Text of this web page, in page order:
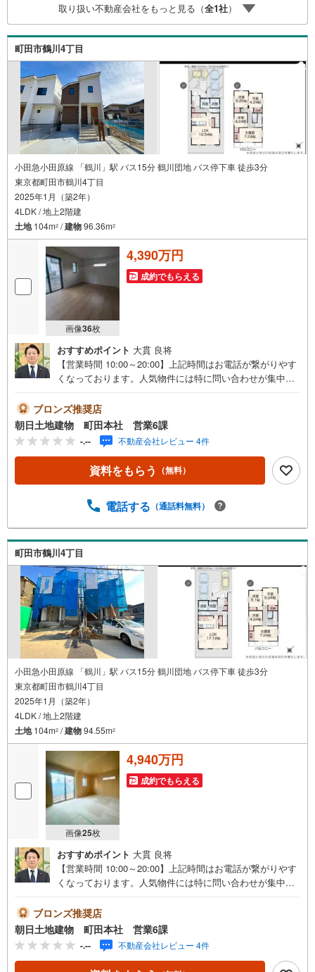
取り扱い不動産会社をもっと見る（全1社）
町田市鶴川4丁目
小田急小田原線 「鶴川」駅 バス15分 鶴川団地 バス停下車 徒歩3分
東京都町田市鶴川4丁目
2025年1月（築2年）
4LDK / 地上2階建
土地104m2 /建物96.36m2
画像36枚
4,390万円
成約でもらえる
おすすめポイント 大貫 良将
【営業時間 10:00～20:00】上記時間はお電話が繋がりやす
くなっております。人気物件には特に問い合わせが集中す
る」ボタンよりご予約いただくとご見学がスムーズです。
【物件のポイント】～ バス停まで徒歩3分の立地！広々と
したリビングで楽しい生活を♪緑豊かな閑静な住宅地に佇
むファミリー向けの住宅です！【創業39周年の実績】弊社
は1985年町田にて開業し、東京・神奈川・埼玉エリアに13
店舗展開しております。契約件数5万件を突破し、数多くの
来るようになりました。私達はお客様に安心感をお持ち頂
が物件情報を紹介しておりますが、その後の物件のご説
明、資金計画、税金相談などについては、上司である担当
課長も同席でご説明させていただきます。
ブロンズ推奨店
朝日土地建物 町田本社 営業6課
-.-- 不動産会社レビュー 4件
資料をもらう （無料）
電話する （通話料無料）
町田市鶴川4丁目
小田急小田原線 「鶴川」駅 バス15分 鶴川団地 バス停下車 徒歩3分
東京都町田市鶴川4丁目
2025年1月（築2年）
4LDK / 地上2階建
土地104m2 /建物94.55m2
画像25枚
4,940万円
成約でもらえる
おすすめポイント 大貫 良将
【営業時間 10:00～20:00】上記時間はお電話が繋がりやす
くなっております。人気物件には特に問い合わせが集中す
る」ボタンよりご予約いただくとご見学がスムーズです。
【物件のポイント】～ バス停まで徒歩3分の立地！広々と
したリビングで楽しい生活を♪緑豊かな閑静な住宅地に佇
むファミリー向けの住宅です！【創業39周年の実績】弊社
は1985年町田にて開業し、東京・神奈川・埼玉エリアに13
ブロンズ推奨店
朝日土地建物 町田本社 営業6課
-.-- 不動産会社レビュー 4件